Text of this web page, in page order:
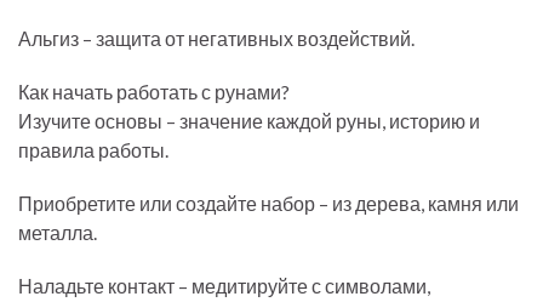
Альгиз – защита от негативных воздействий.
Как начать работать с рунами?
Изучите основы – значение каждой руны, историю и
правила работы.
Приобретите или создайте набор – из дерева, камня или
металла.
Наладьте контакт – медитируйте с символами,